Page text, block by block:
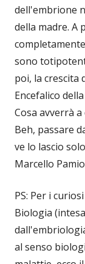
dell'embrione
della madre.
sono
poi, la crescita
Encefalico
Cosa avverrà
Beh, passare
ve lo lascio
Marcello Pamio
PS: Per i
Biologia
al senso